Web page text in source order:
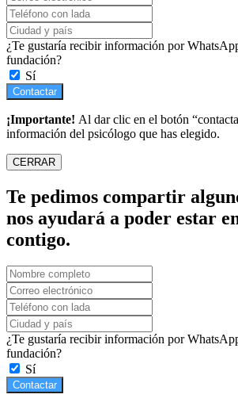
¿Te gustaría recibir información por
fundación?
Sí
Contactar
¡Importante! Al dar clic en el botón
información del psicólogo que has elegido.
CERRAR
Te pedimos compartir
nos ayudará a poder estar
contigo.
¿Te gustaría recibir información por
fundación?
Sí
Contactar